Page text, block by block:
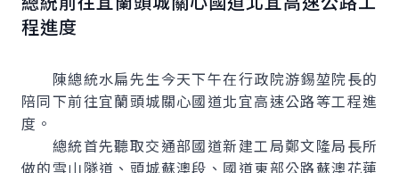
程進度
陳總統水扁先生今天下午在行政院游錫堃院長的
陪同下前往宜蘭頭城關心國道北宜高速公路等工程進
度。
總統首先聽取交通部國道新建工局鄭文隆局長所
做的雪山隧道、頭城蘇澳段、國道東部公路蘇澳花蓮